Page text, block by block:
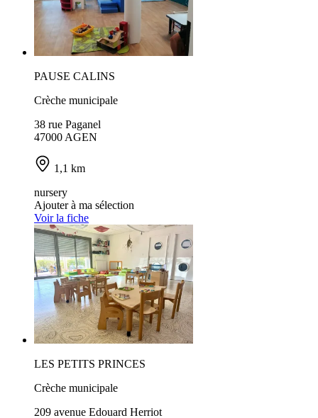
PAUSE CALINS
Crèche municipale
38 rue Paganel
47000 AGEN
1,1 km
nursery
Ajouter à ma sélection
Voir la fiche
LES PETITS PRINCES
Crèche municipale
209 avenue Edouard Herriot